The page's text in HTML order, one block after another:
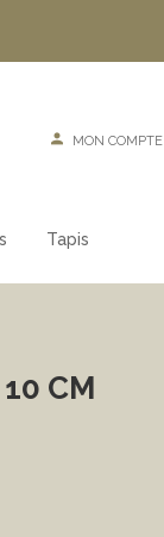
MON COMPTE
Tapis
CM